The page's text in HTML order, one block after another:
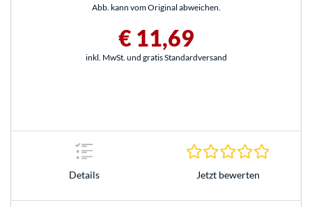
Abb. kann vom Original abweichen.
€ 11,69
inkl. MwSt. und gratis Standardversand
Details Jetzt bewerten